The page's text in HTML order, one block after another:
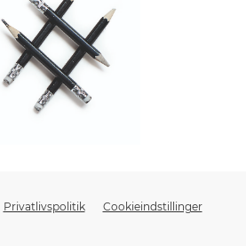
Privatlivspolitik Cookieindstillinger